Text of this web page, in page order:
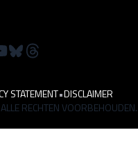
STATEMENT•DISCLAIMER
RECHTEN VOORBEHOUDEN.